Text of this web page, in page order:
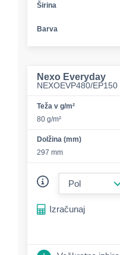
Širina
Barva
Nexo Everyday
NEXOEVP480/EP150
Teža v g/m²
80 g/m²
Dolžina (mm)
297 mm
Izračunaj